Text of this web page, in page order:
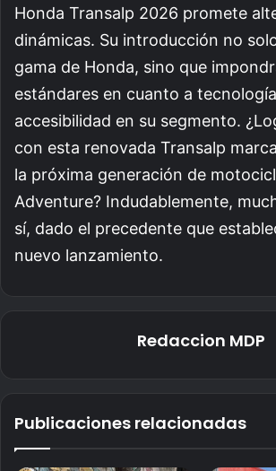
Honda Transalp 2026 promete
dinámicas. Su introducción no
gama de Honda, sino que
estándares en cuanto a
accesibilidad en su segmento.
con esta renovada Transalp
la próxima generación de
Adventure? Indudablemente,
sí, dado el precedente que
nuevo lanzamiento.
Redaccion MDP
Publicaciones relacionadas